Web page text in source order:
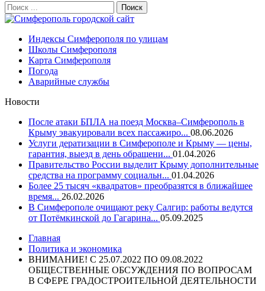
Поиск:
Симферополь городской сайт
Индексы Симферополя по улицам
Школы Симферополя
Карта Симферополя
Погода
Аварийные службы
Новости
После атаки БПЛА на поезд Москва–Симферополь в
Крыму эвакуировали всех пассажиро... 08.06.2026
Услуги дератизации в Симферополе и Крыму — цены,
гарантия, выезд в день обращени... 01.04.2026
Правительство России выделит Крыму дополнительные
средства на программу социальн... 01.04.2026
Более 25 тысяч «квадратов» преобразятся в ближайшее
время... 26.02.2026
В Симферополе очищают реку Салгир: работы ведутся
от Потёмкинской до Гагарина... 05.09.2025
Главная
Политика и экономика
ВНИМАНИЕ! С 25.07.2022 ПО 09.08.2022
ОБЩЕСТВЕННЫЕ ОБСУЖДЕНИЯ ПО ВОПРОСАМ
В СФЕРЕ ГРАДОСТРОИТЕЛЬНОЙ ДЕЯТЕЛЬНОСТИ